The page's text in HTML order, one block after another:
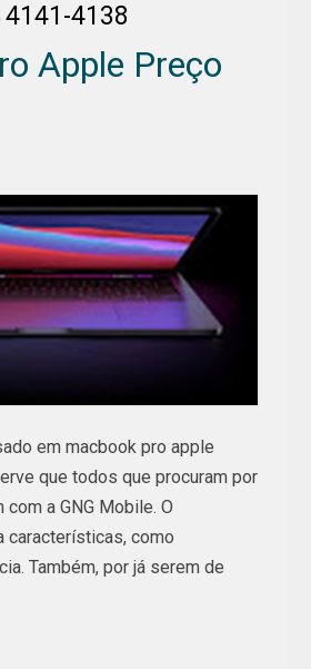
4141-4138
Apple Preço
em macbook pro apple
que todos que procuram por
a GNG Mobile. O
como
Também, por já serem de
idades. Confira outras